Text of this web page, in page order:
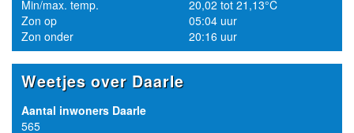
Min/max. temp.
20,02 tot 21,13°C
Zon op
05:04 uur
Zon onder
20:16 uur
Weetjes over Daarle
Aantal inwoners Daarle
565